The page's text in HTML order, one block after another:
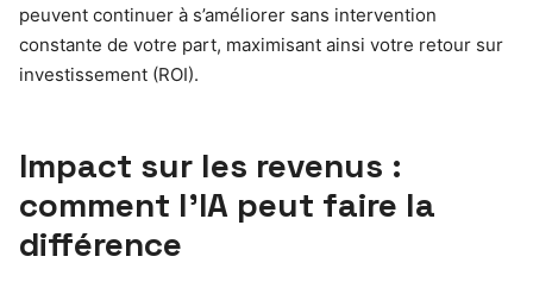
peuvent continuer à s’améliorer sans intervention
constante de votre part, maximisant ainsi votre retour sur
investissement (ROI).
Impact sur les revenus :
comment l’IA peut faire la
différence